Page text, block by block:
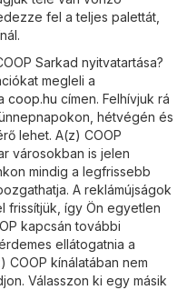
fel a teljes palettát,
Sarkad nyitvatartása?
megleli a
coop.hu címen. Felhívjuk rá
hétvégén és
lehet. A(z) COOP
városokban is jelen
mindig a legfrissebb
A reklámújságok
frissítjük, így Ön egyetlen
kapcsán további
ellátogatnia a
COOP kínálatában nem
Válasszon ki egy másik